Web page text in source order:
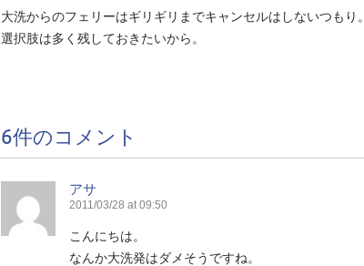
大洗からのフェリーはギリギリまでキャンセルはしないつもり。
選択肢は多く残しておきたいから。
6件のコメント
アサ
2011/03/28 at 09:50
こんにちは。
なんか大洗発はダメそうですね。